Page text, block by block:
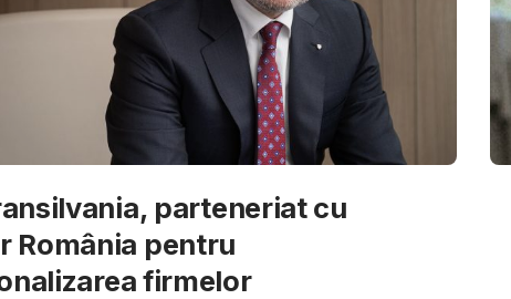
parteneriat cu
România pentru
firmelor